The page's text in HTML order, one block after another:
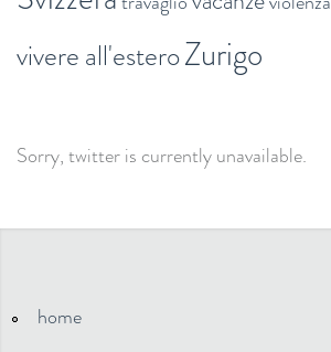
vivere all'esteroZurigo
Sorry, twitter is currently unavailable.
home